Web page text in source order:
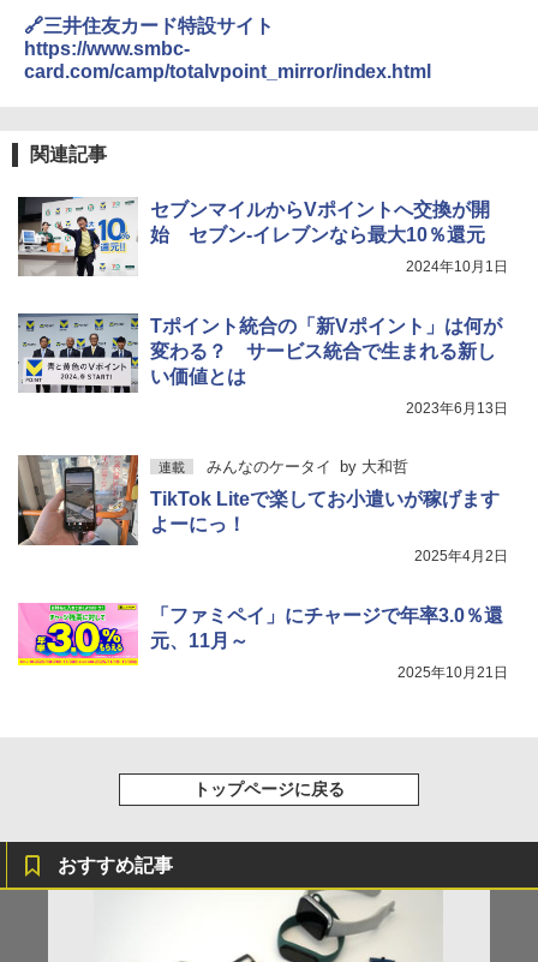
🔗三井住友カード特設サイト
https://www.smbc-
card.com/camp/totalvpoint_mirror/index.html
関連記事
セブンマイルからVポイントへ交換が開
始 セブン-イレブンなら最大10％還元
2024年10月1日
Tポイント統合の「新Vポイント」は何が
変わる？ サービス統合で生まれる新し
い価値とは
2023年6月13日
連載 みんなのケータイ by 大和哲
TikTok Liteで楽してお小遣いが稼げます
よーにっ！
2025年4月2日
「ファミペイ」にチャージで年率3.0％還
元、11月～
2025年10月21日
トップページに戻る
おすすめ記事